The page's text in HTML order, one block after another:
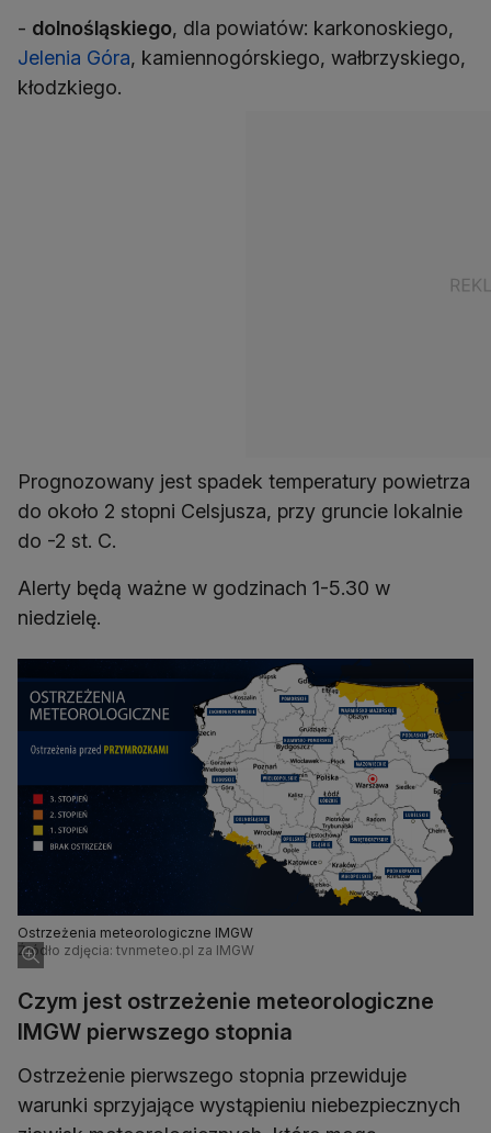
- dolnośląskiego, dla powiatów: karkonoskiego,
Jelenia Góra, kamiennogórskiego, wałbrzyskiego,
kłodzkiego.
Prognozowany jest spadek temperatury powietrza
do około 2 stopni Celsjusza, przy gruncie lokalnie
do -2 st. C.
Alerty będą ważne w godzinach 1-5.30 w
niedzielę.
Ostrzeżenia meteorologiczne IMGW
Źródło zdjęcia: tvnmeteo.pl za IMGW
Czym jest ostrzeżenie meteorologiczne
IMGW pierwszego stopnia
Ostrzeżenie pierwszego stopnia przewiduje
warunki sprzyjające wystąpieniu niebezpiecznych